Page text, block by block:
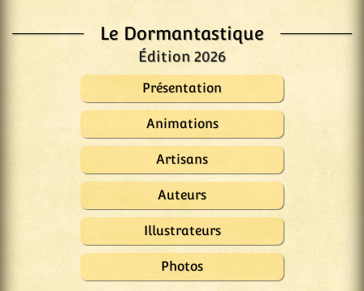
Le Dormantastique
Édition 2026
Présentation
Animations
Artisans
Auteurs
Illustrateurs
Photos